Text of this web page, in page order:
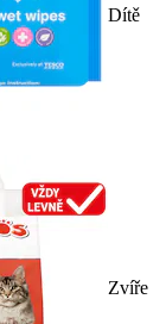
Dítě
Zvíře